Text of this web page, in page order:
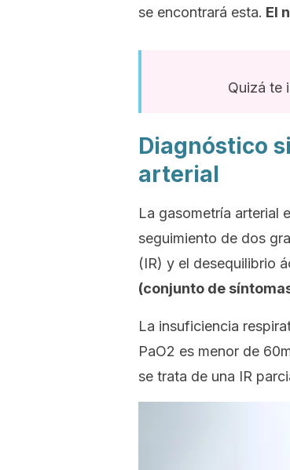
se encontrará esta. El
Quizá te
Diagnóstico
arterial
La gasometría arterial
seguimiento de dos
(IR) y el desequilibrio
(conjunto de
La insuficiencia
PaO2 es menor de
se trata de una IR